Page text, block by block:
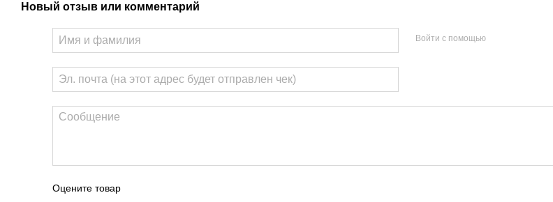
Новый отзыв или комментарий
Войти с помощью
Оцените товар